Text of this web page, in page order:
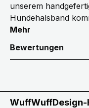
unserem
Hundehalsband
Mehr
Bewertungen
WuffWuffDesign-